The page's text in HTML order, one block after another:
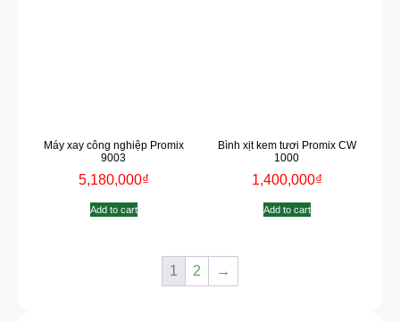
Máy xay công nghiệp Promix
9003
5,180,000₫
Add to cart
Bình xịt kem tươi Promix CW
1000
1,400,000₫
Add to cart
1 2 →